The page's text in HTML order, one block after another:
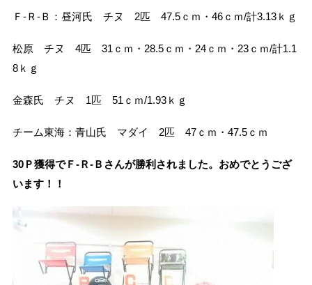
Ｆ-Ｒ-Ｂ：昼河氏 チヌ 2匹 47.5ｃｍ・46ｃｍ/計3.13ｋｇ
松原 チヌ 4匹 31ｃｍ・28.5ｃｍ・24ｃｍ・23ｃｍ/計1.1
8ｋｇ
金森氏 チヌ 1匹 51ｃｍ/1.93ｋｇ
チーム東海：青山氏 マダイ 2匹 47ｃｍ・47.5ｃｍ
30Ｐ獲得でＦ-Ｒ-Ｂさんが勝利されました。おめでとうござ
います！！